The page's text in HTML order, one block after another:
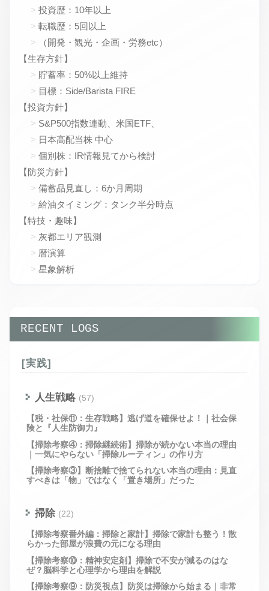
投資歴：10年以上
転職歴：5回以上
（開発・観光・企画・労務etc）
【生存方針】
貯蓄率：50%以上維持
目標：Side/Barista FIRE
【投資方針】
S&P500指数連動、米国ETF、
日本高配当株 中心
個別株：IR情報見てから検討
【防災方針】
備蓄品見直し：6か月周期
給油タイミング：タンク半分時点
【特技・趣味】
灰都エリア観測
暦演算
星象解析
RECENT LOGS
[実践]
人生戦略 (57)
【税・社保⑪：生存戦略】逃げ道を確保せよ！｜社会保
険と『人生防御力』
【掃除考察④：掃除継続術】掃除が続かない本当の理由
｜一気にやらない「掃除ルーティン」の作り方
【掃除考察③】断捨離で捨てられない本当の理由：見直
すべきは「物」ではなく「置き場所」だった
掃除 (22)
【掃除考察番外編：掃除と家計】掃除で家計も整う！散
らかった部屋が浪費の元になる理由
【掃除考察⑩：精神安定剤】掃除で不安が減るのはな
ぜ？脳科学と心理学から理由を解説
【掃除考察⑨：防災視点】防災は掃除から始まる｜非常